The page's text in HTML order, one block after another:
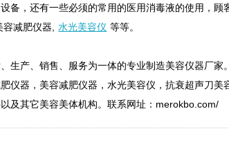
备，还有一些必须的常用的医用消毒液的使用，顾
减肥仪器, 水光美容仪 等等。
产、销售、服务为一体的专业制造美容仪器厂家
仪器，美容减肥仪器，水光美容仪，抗衰超声刀美
及其它美容美体机构。联系网址：merokbo.com/